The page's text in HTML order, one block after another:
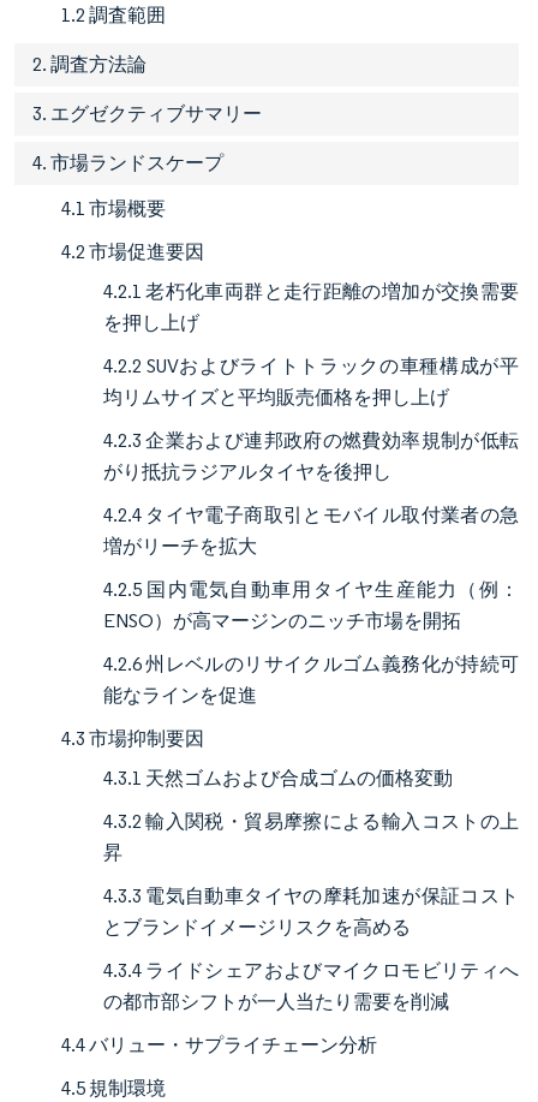
1.2 調査範囲
2. 調査方法論
3. エグゼクティブサマリー
4. 市場ランドスケープ
4.1 市場概要
4.2 市場促進要因
4.2.1 老朽化車両群と走行距離の増加が交換需要
を押し上げ
4.2.2 SUVおよびライトトラックの車種構成が平
均リムサイズと平均販売価格を押し上げ
4.2.3 企業および連邦政府の燃費効率規制が低転
がり抵抗ラジアルタイヤを後押し
4.2.4 タイヤ電子商取引とモバイル取付業者の急
増がリーチを拡大
4.2.5 国内電気自動車用タイヤ生産能力（例：
ENSO）が高マージンのニッチ市場を開拓
4.2.6 州レベルのリサイクルゴム義務化が持続可
能なラインを促進
4.3 市場抑制要因
4.3.1 天然ゴムおよび合成ゴムの価格変動
4.3.2 輸入関税・貿易摩擦による輸入コストの上
昇
4.3.3 電気自動車タイヤの摩耗加速が保証コスト
とブランドイメージリスクを高める
4.3.4 ライドシェアおよびマイクロモビリティへ
の都市部シフトが一人当たり需要を削減
4.4 バリュー・サプライチェーン分析
4.5 規制環境